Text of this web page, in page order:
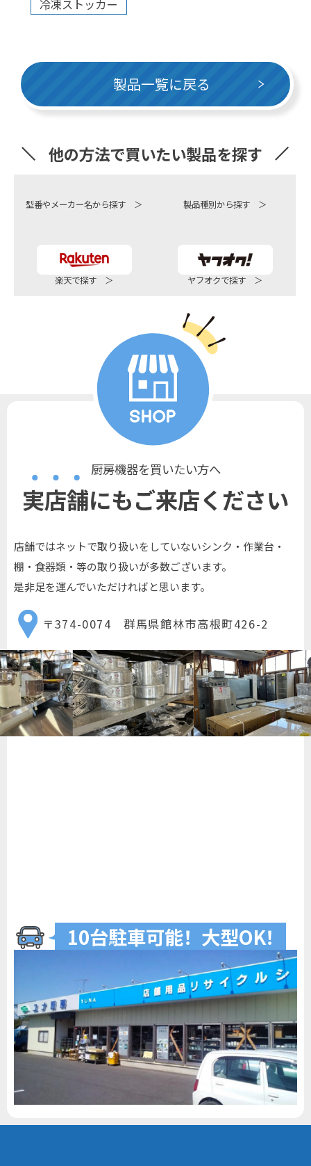
冷凍ストッカー
製品一覧に戻る
他の方法で買いたい製品を探す
型番やメーカー名から探す ＞ 製品種別から探す ＞
楽天で探す ＞ ヤフオクで探す ＞
厨房機器を買いたい方へ
実店舗にもご来店ください
店舗ではネットで取り扱いをしていないシンク・作業台・
棚・食器類・等の取り扱いが多数ございます。
是非足を運んでいただければと思います。
〒374-0074 群馬県館林市高根町426-2
10台駐車可能！ 大型OK！